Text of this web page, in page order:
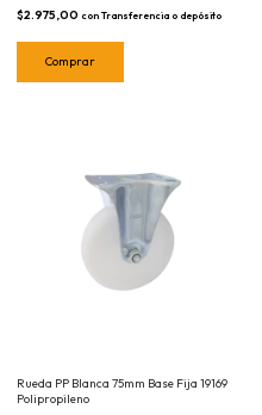
$2.975,00 con Transferencia o depósito
Rueda PP Blanca 75mm Base Fija 19169
Polipropileno